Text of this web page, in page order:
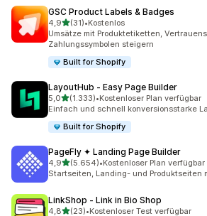
GSC Product Labels & Badges
4,9von 5 Sternen
(31)
31 Rezensionen insgesamt
•Kostenlos
Umsätze mit Produktetiketten,
Zahlungssymbolen steigern
Built for Shopify
LayoutHub ‑ Easy Page Builder
5,0von 5 Sternen
(1.333)
1333 Rezensionen insgesamt
•Kostenloser Plan verfügbar
Einfach und schnell konversionsstarke
Built for Shopify
PageFly ✦ Landing Page Builder
4,9von 5 Sternen
(5.654)
5654 Rezensionen insgesamt
•Kostenloser Plan verfügbar
Startseiten, Landing- und Produktseiten
LinkShop ‑ Link in Bio Shop
4,8von 5 Sternen
(23)•Kostenloser Test verfügbar